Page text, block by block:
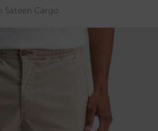
Sateen Cargo